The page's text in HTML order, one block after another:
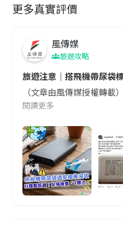
更多真實評價
風傳媒
旅遊攻略
旅遊注意｜搭飛機帶尿袋
（文章由風傳媒授權轉
閱讀更多